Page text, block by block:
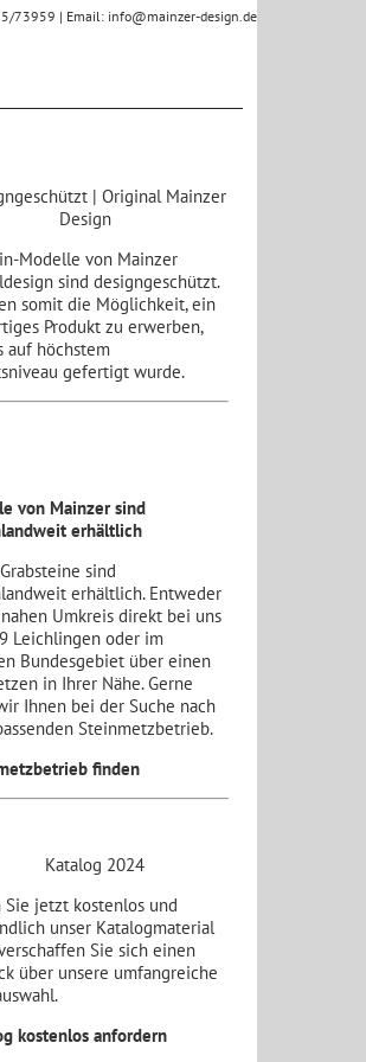
73959 | Email: info@mainzer-design.de
Modelle von Mainzer
sind designgeschützt.
somit die Möglichkeit, ein
Produkt zu erwerben,
auf höchstem
gefertigt wurde.
von Mainzer sind
erhältlich
sind
erhältlich. Entweder
Umkreis direkt bei uns
Leichlingen oder im
Bundesgebiet über einen
in Ihrer Nähe. Gerne
Ihnen bei der Suche nach
Steinmetzbetrieb.
finden
Sie jetzt kostenlos und
unser Katalogmaterial
Sie sich einen
über unsere umfangreiche
kostenlos anfordern